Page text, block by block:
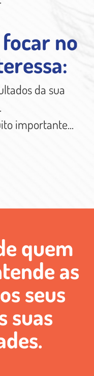
no
da sua
importante...
quem
as
seus
suas